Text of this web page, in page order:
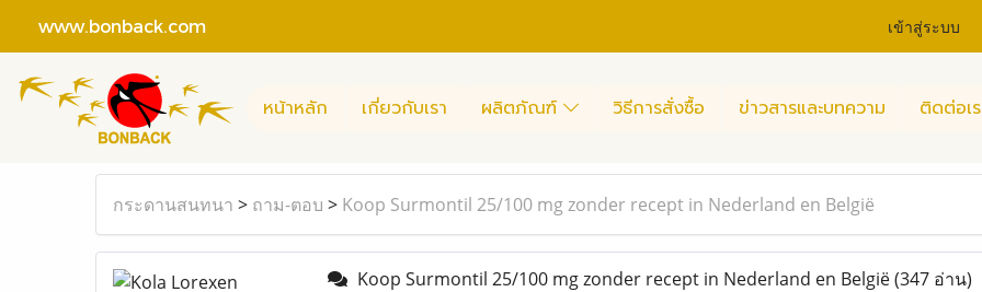
www.bonback.com เข้าสู่ระบบ
หน้าหลัก เกี่ยวกับเรา ผลิตภัณฑ์ วิธีการสั่งซื้อ ข่าวสารและบทความ ติดต่อเ
กระดานสนทนา > ถาม-ตอบ > Koop Surmontil 25/100 mg zonder recept in Nederland en België
Koop Surmontil 25/100 mg zonder recept in Nederland en België(347 อ่าน)